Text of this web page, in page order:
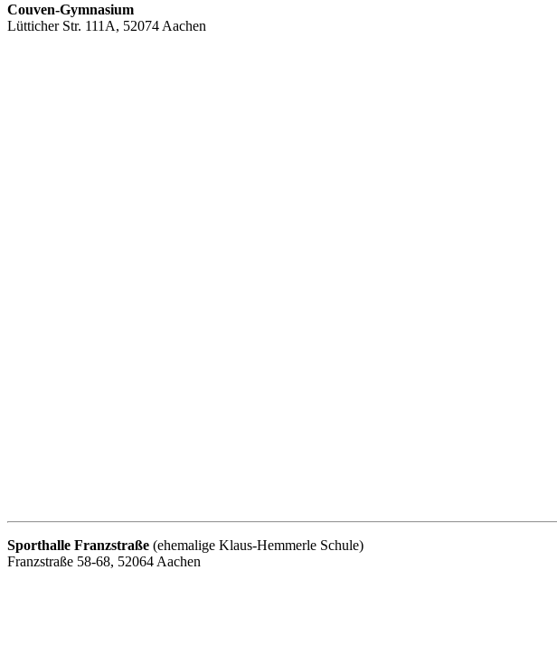
Couven-Gymnasium
Lütticher Str. 111A, 52074 Aachen
Sporthalle Franzstraße (ehemalige Klaus-Hemmerle Schule)
Franzstraße 58-68, 52064 Aachen